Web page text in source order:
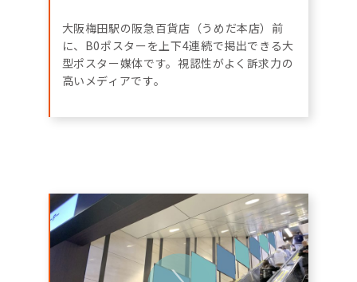
大阪梅田駅の阪急百貨店（うめだ本店）前
に、B0ポスターを上下4連続で掲出できる大
型ポスター媒体です。視認性がよく訴求力の
高いメディアです。